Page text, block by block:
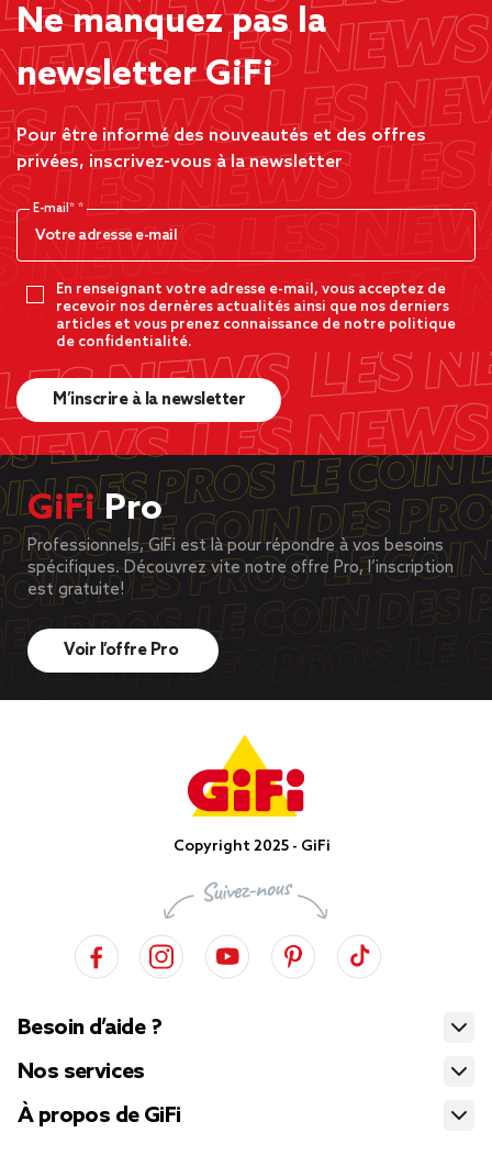
Ne manquez pas la
newsletter GiFi
Pour être informé des nouveautés et des offres
privées, inscrivez-vous à la newsletter
E-mail*
En renseignant votre adresse e-mail, vous acceptez de
recevoir nos dernères actualités ainsi que nos derniers
articles et vous prenez connaissance de notre politique
de confidentialité.
M’inscrire à la newsletter
GiFiPro
Professionnels, GiFi est là pour répondre à vos besoins
spécifiques. Découvrez vite notre offre Pro, l’inscription
est gratuite!
Voir l’offre Pro
Copyright 2025 - GiFi
Besoin d’aide ?
Nos services
À propos de GiFi